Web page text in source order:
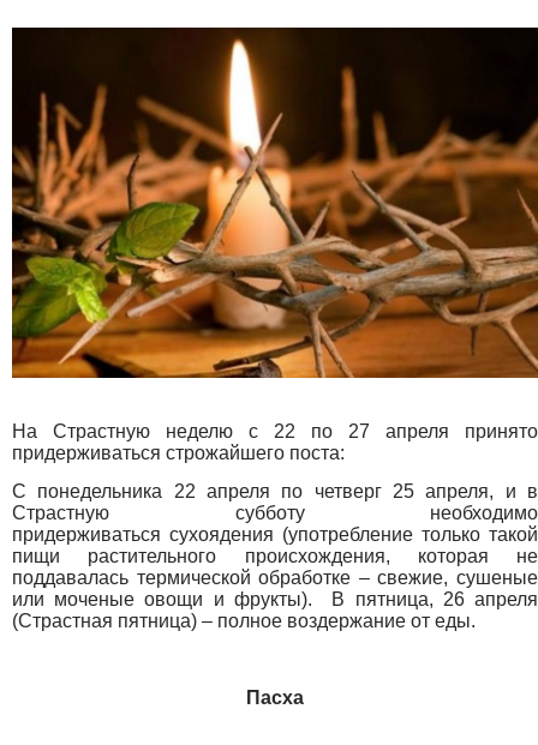
На Страстную неделю с 22 по 27 апреля принято
придерживаться строжайшего поста:
С понедельника 22 апреля по четверг 25 апреля, и в
Страстную субботу необходимо
придерживаться сухоядения (употребление только такой
пищи растительного происхождения, которая не
поддавалась термической обработке – свежие, сушеные
или моченые овощи и фрукты). В пятница, 26 апреля
(Страстная пятница) – полное воздержание от еды.
Пасха